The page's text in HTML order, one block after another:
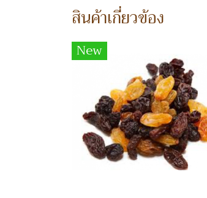
สินค้าเกี่ยวข้อง
New